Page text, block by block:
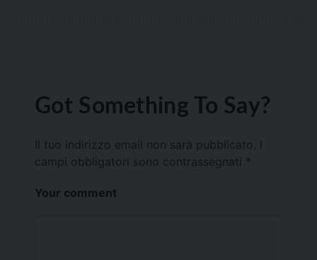
Got Something To Say?
Il tuo indirizzo email non sarà pubblicato.
campi obbligatori sono contrassegnati *
Your comment